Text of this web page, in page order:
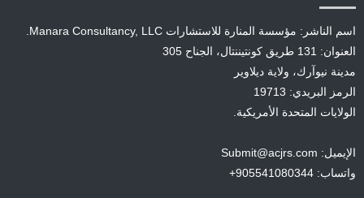
اسم الناشر: مؤسسة المنارة للاستشارات Manara Consultancy, LLC.
العنوان: 131 طريق كونتيننتال، الجناح 305
مدينة نيوآرك، ولاية ديلاوير
الرمز البريدي: 19713
الولايات المتحدة الأمريكية.
الإيميل: Submit@acjrs.com
واتساب: 905541080344+